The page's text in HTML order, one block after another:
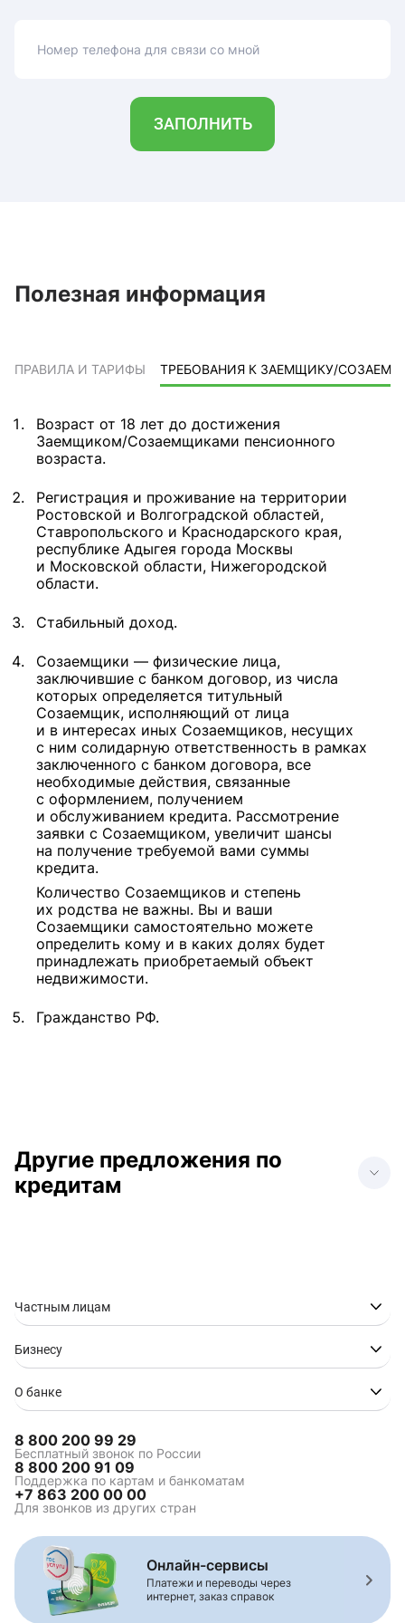
Номер телефона для связи со мной
ЗАПОЛНИТЬ
Полезная информация
ПРАВИЛА И ТАРИФЫ ТРЕБОВАНИЯ К ЗАЕМЩИКУ/
Возраст от 18 лет до достижения
Заемщиком/Созаемщиками пенсионного
возраста.
Регистрация и проживание на территории
Ростовской и Волгоградской областей,
Ставропольского и Краснодарского края,
республике Адыгея города Москвы
и Московской области, Нижегородской
области.
Стабильный доход.
Созаемщики — физические лица,
заключившие с банком договор, из числа
которых определяется титульный
Созаемщик, исполняющий от лица
и в интересах иных Созаемщиков, несущих
с ним солидарную ответственность в рамках
заключенного с банком договора, все
необходимые действия, связанные
с оформлением, получением
и обслуживанием кредита. Рассмотрение
заявки с Созаемщиком, увеличит шансы
на получение требуемой вами суммы
кредита.
Количество Созаемщиков и степень
их родства не важны. Вы и ваши
Созаемщики самостоятельно можете
определить кому и в каких долях будет
принадлежать приобретаемый объект
недвижимости.
Гражданство РФ.
Другие предложения по
кредитам
финансовую платформу
«Финуслуги»
Кредит без кредитной
истории
подтверждения дохода
Кредит без залога и
Кредит "Быстрый"
Кредит для студентов
Кредит наличными под
низкий процент
бюджетников и
процентной ставкой
Кредит в день
обращения
Срочный кредит за 5
минут
Онлайн заявка на
кредит
Частным лицам
Бизнесу
О банке
8 800 200 99 29
Бесплатный звонок по России
8 800 200 91 09
Поддержка по картам и банкоматам
+7 863 200 00 00
Для звонков из других стран
Онлайн-сервисы
Платежи и переводы через
интернет, заказ справок